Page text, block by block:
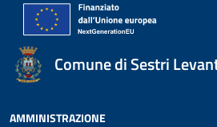
Comune di Sestri
AMMINISTRAZIONE